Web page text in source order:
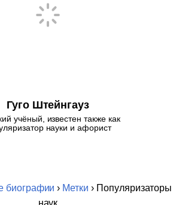
Гуго Штейнгауз
учёный, известен также как
науки и афорист
биографии › Метки › Популяризаторы
наук